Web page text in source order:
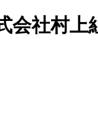
会社村上